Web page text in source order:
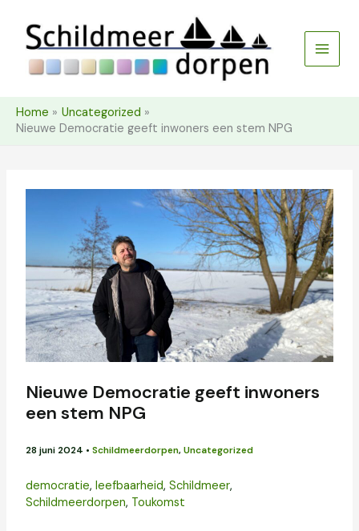
inhoud
Home
Uncategorized
Nieuwe Democratie geeft inwoners een stem NPG
Nieuwe Democratie geeft inwoners
een stem NPG
28 juni 2024 • Schildmeerdorpen, Uncategorized
democratie, leefbaarheid, Schildmeer,
Schildmeerdorpen, Toukomst